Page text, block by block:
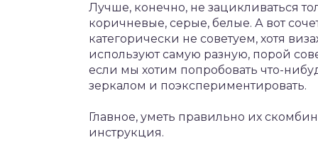
Лучше, конечно, не зацикливаться
коричневые, серые, белые. А вот
категорически не советуем, хотя
используют самую разную, порой
если мы хотим попробовать что-
зеркалом и поэкспериментировать.
Главное, уметь правильно их
инструкция.